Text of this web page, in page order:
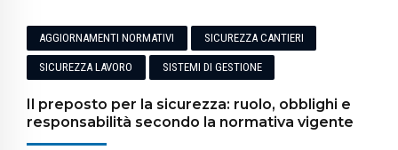
AGGIORNAMENTI NORMATIVI SICUREZZA CANTIERI
SICUREZZA LAVORO SISTEMI DI GESTIONE
Il preposto per la sicurezza: ruolo, obblighi e
responsabilità secondo la normativa vigente